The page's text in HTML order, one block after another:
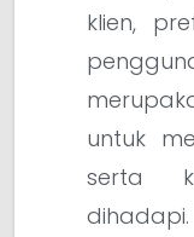
klien,
untuk
serta